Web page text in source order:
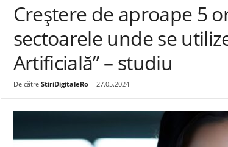
Creștere de aproape 5
sectoarele unde se
Artificială” – studiu
De către StiriDigitaleRo- 27.05.2024